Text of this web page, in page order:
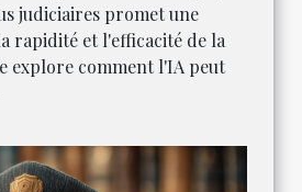
judiciaires promet une
rapidité et l'efficacité de la
explore comment l'IA peut